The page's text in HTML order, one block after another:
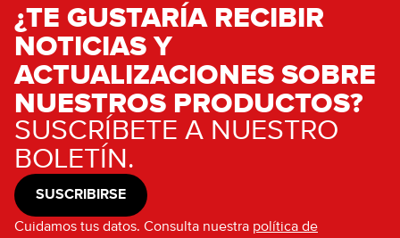
¿TE GUSTARÍA RECIBIR
NOTICIAS Y
ACTUALIZACIONES SOBRE
NUESTROS PRODUCTOS?
SUSCRÍBETE A NUESTRO
BOLETÍN.
SUSCRIBIRSE
Cuidamos tus datos. Consulta nuestra política de